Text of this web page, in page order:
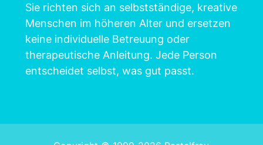
Sie richten sich an selbstständige, kreative
Menschen im höheren Alter und ersetzen
keine individuelle Betreuung oder
therapeutische Anleitung. Jede Person
entscheidet selbst, was gut passt.